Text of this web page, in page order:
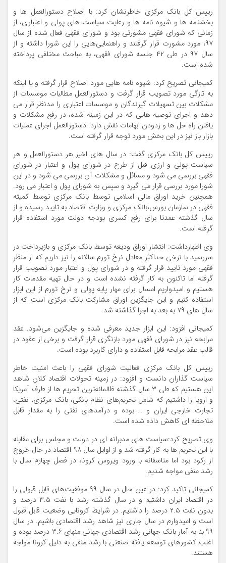
رییس کل بانک مرکزی خاطرنشان کرد: با اصلاح دستورالعمل ها و
بخشنامه ها و شیوه نامه ها و رعایت سیاست های پولی و اعتباری، از
زمانی که شورای فقهی مشورتی بود و شورای فقهی فعال شده از سال
۹۷، مورد مشورت قرار گرفتند و راهنمایی‌هایی را این شورا داشته و از
سال ۹۷ در طی ۴۲ جلسه شورای فقهی، به مباحث مختلفی پرداخته
شده است.
کمیجانی تصریح کرد: شیوه نامه هایی مورد اصلاح قرار گرفته و یا اینکه
به تازگی مورد تصویب قرار گرفت و دستورالعمل مطالبات موسسات از
مشکلات بین تسهیلات گیرندگان و موسسات اعتباری را مدنظر قرار می
دهد و اجرای توصیه هایی که در این زمینه شده، در رفع مشکلات و
یافتن راه حل ها و زدودن ابهامات نقش دارد. دستورالعمل اجرای عملیات
بازار باز نیز در این بخش مورد توجه قرار گرفته است.
رییس کل بانک مرکزی گفت: در سال های اخیر هر دستورالعمل و هر
سیاست پولی و ارزی قبل از طرح در شورای پول و اعتبار در شورای
فقهی بررسی می شود و مسائل و مشکلات آن بررسی می شود و در این
شورا مورد بررسی قرار می گیرد و سپس به شورای پول و اعتبار می رود.
همچنین خرید اوراق مالی اسلامی توسط بانک مرکزی توسط کمیته
فقهی در سازمان بورس،‌بانک مرکزی و وزارت اقتصاد به تایید رسیده و از
سال گذشته عمدتا برای رفع کسری بودجه دولت مورد استفاده قرار
گرفته است.
وی اظهارداشت: انتشار اوراق ودیعه توسط بانک مرکزی و بازپرداخت در
سررسید با نرخی حداکثر معادل نرخ تورم سالانه را نیز داریم که از منظر
فقهی مورد تایید قرار گرفته و در شورای پول و اعتبار مورد تصویب قرار
گرفته اما تاکنون به کار گرفته نشده است و در حال تهیه مقدمات کار
هستیم و امیدواریم امسال برای مهار پایه پولی و نرخ تورم از این ابزار
استفاده کنیم و این جایگزین اوراق مشارکت بانک مرکزی است که از
سال های ۷۹ به بعد به اجرا گذاشته شد.
کمیجانی افزود:‌ این ابزار جدید معرفی شده و جایگزین می‌شود. عقد
مرابحه نیز در شورای فقهی مورد بازنگری قرار گرفت و برخی از عقود در
قالب عقد مرابحه قابل استفاده و دارای کاربرد بوده است.
رییس کل بانک مرکزی فعالیت شورای فقهی را باعث امنیت خاطر
سیاست گذاران دانست و افزود: در زمینه تحولات اقتصاد کلان شاهد
این هستیم که طی ۳ سال گذشته ظالمانه‌ترین تحریم ها از طرف آمریکا
و اروپا را داشتیم که شامل تحریم‌های نظام بانکی،‌ بانک مرکزی،‌ نفتی،‌
تجارت خارجی ایران و … بوده و درآمدهای نفتی را به مقدار قابل
ملاحظه ای کاهش داده شده است.
وی تصریح کرد:‌سیاست های مدبرانه ای در دولت و مجلس برای مقابله
با این تحریم ها به کار گرفته شد و از اوایل سال ۹۸ اقتصاد در حال خروج
از رکود بود اما متاسفانه با ورود ویروس کرونا، در فصل چهارم سال با
رشد منفی مواجه شدیم.
کمیجانی تاکید کرد: در عین حال در سال ۹۹ موفقیت‌های قابل قبولی را
در اقتصاد ایران داشتیم و در سال گذشته رشد با نفت ۳.۵ درصد و
بدون نفت ۲.۵ درصد را داشتیم. در شرایط کرونایی وضعیت قابل قبول
است و امیدوارم در سال جاری نیز شاهد رشد اقتصادی باشیم. در سال
۹۹ بنا به آمار بانک جهانی رشد اقتصادی جهانی منهای ۳.۶ درصد بوده و
اغلب کشورهای توسعه یافته صنعتی با رشد منفی به دلیل کرونا مواجه
هستند.